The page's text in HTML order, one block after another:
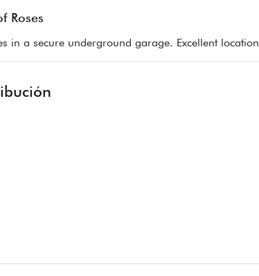
Roses
in a secure underground garage. Excellent location